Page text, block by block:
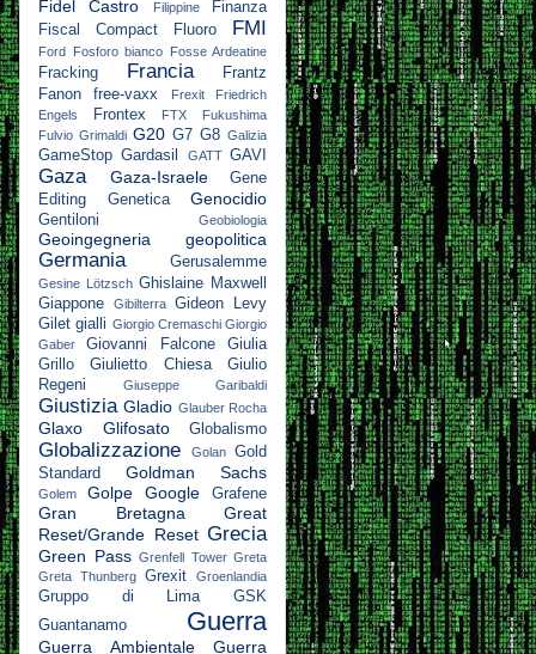
Fidel Castro Filippine
Finanza
Fiscal Compact
Fluoro FMI
Ford Fosforo bianco Fosse Ardeatine
Fracking Francia
Frantz
Fanon
free-vaxx Frexit
Friedrich
Engels
Frontex FTX
Fukushima
Fulvio Grimaldi G20 G7 G8 Galizia
GameStop Gardasil GATT GAVI
Gaza Gaza-Israele
Gene
Editing
Genetica Genocidio
Gentiloni Geobiologia
Geoingegneria geopolitica
Germania Gerusalemme
Gesine Lötzsch Ghislaine Maxwell
Giappone
Gibilterra Gideon Levy
Gilet gialli Giorgio Cremaschi Giorgio
Gaber
Giovanni Falcone
Giulia
Grillo
Giulietto Chiesa
Giulio
Regeni
Giuseppe Garibaldi
Giustizia Gladio Glauber Rocha
Glaxo Glifosato Globalismo
Globalizzazione Golan Gold
Standard
Goldman Sachs
Golem Golpe Google Grafene
Gran Bretagna
Great
Reset/Grande Reset Grecia
Green Pass Grenfell Tower Greta
Greta Thunberg Grexit Groenlandia
Gruppo di Lima
GSK
Guantanamo
Guerra
Guerra Ambientale Guerra